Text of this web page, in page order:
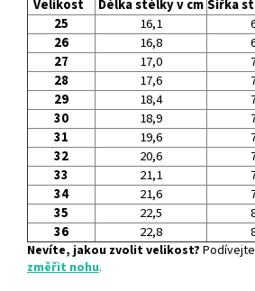
Velikost Délka stélky v cmŠířka
25
16,1
26
16,8
27
17,0
28
17,6
29
18,4
30
18,9
31
19,6
32
20,6
33
21,1
34
21,6
35
22,5
36
22,8
Nevíte, jakou zvolit velikost?
změřit nohu.